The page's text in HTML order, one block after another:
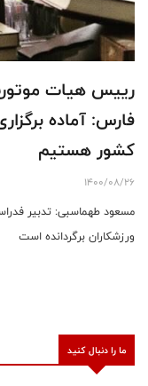
رییس هیات
فارس: آماده
کشور هستیم
1400/08/26
مسعود طهماسبی: تدبیر
ورزشکاران برگردانده است
ما را دنبال کنید